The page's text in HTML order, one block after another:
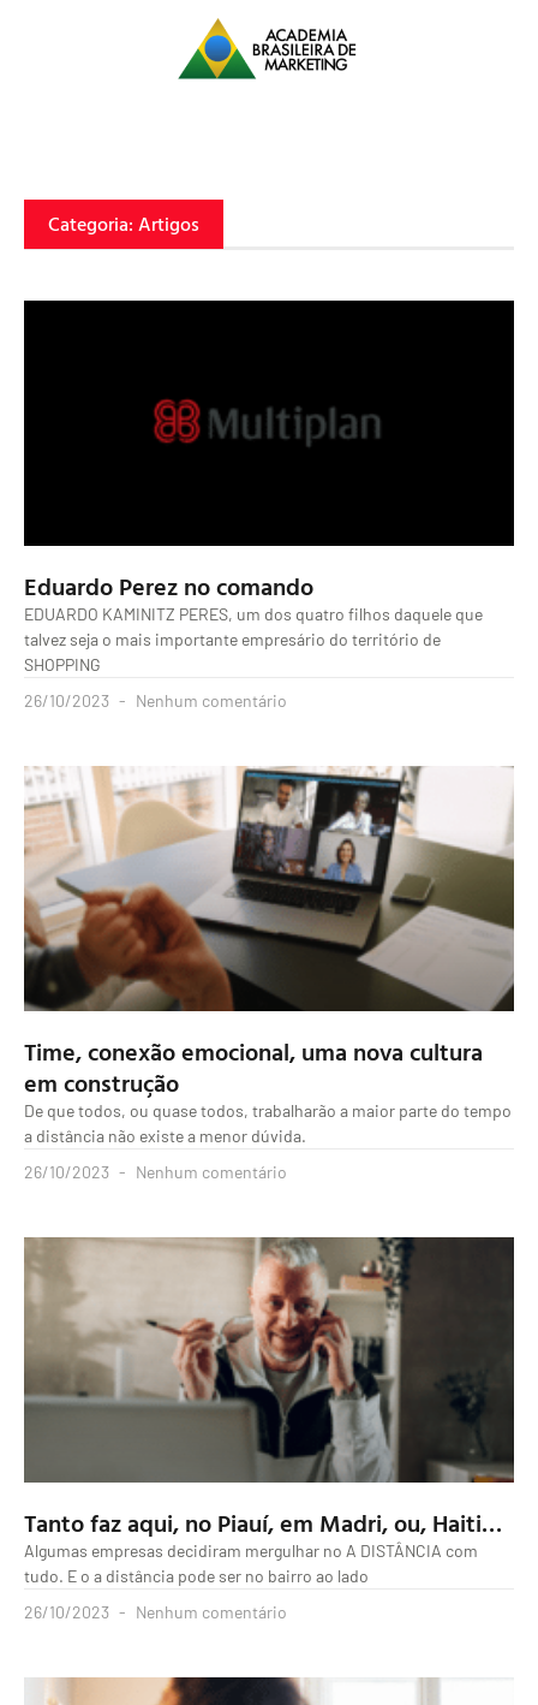
Categoria: Artigos
Eduardo Perez no comando
EDUARDO KAMINITZ PERES, um dos quatro filhos daquele que
talvez seja o mais importante empresário do território de
SHOPPING
26/10/2023
Nenhum comentário
Time, conexão emocional, uma nova cultura
em construção
De que todos, ou quase todos, trabalharão a maior parte do tempo
a distância não existe a menor dúvida.
26/10/2023
Nenhum comentário
Tanto faz aqui, no Piauí, em Madri, ou, Haiti…
Algumas empresas decidiram mergulhar no A DISTÂNCIA com
tudo. E o a distância pode ser no bairro ao lado
26/10/2023
Nenhum comentário